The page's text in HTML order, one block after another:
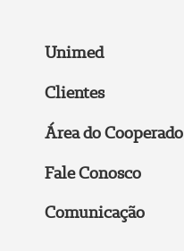
Unimed
Clientes
Área do Cooperado
Fale Conosco
Comunicação